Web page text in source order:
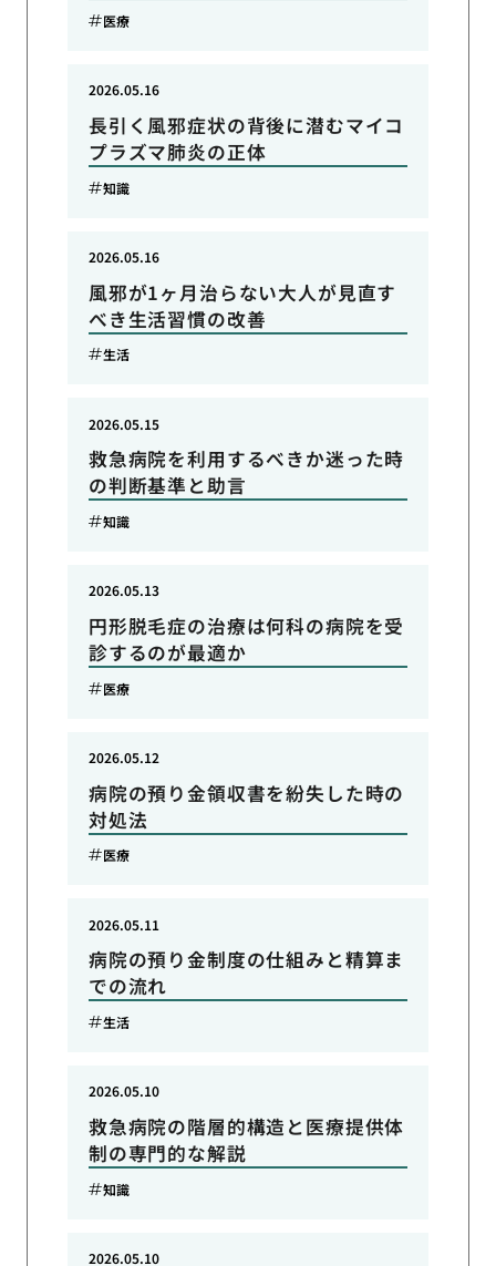
医療
長引く風邪症状の背後に潜むマイコ
プラズマ肺炎の正体
2026.05.16
知識
風邪が1ヶ月治らない大人が見直す
べき生活習慣の改善
2026.05.16
生活
救急病院を利用するべきか迷った時
の判断基準と助言
2026.05.15
知識
円形脱毛症の治療は何科の病院を受
診するのが最適か
2026.05.13
医療
病院の預り金領収書を紛失した時の
対処法
2026.05.12
医療
病院の預り金制度の仕組みと精算ま
での流れ
2026.05.11
生活
救急病院の階層的構造と医療提供体
制の専門的な解説
2026.05.10
知識
2026.05.10